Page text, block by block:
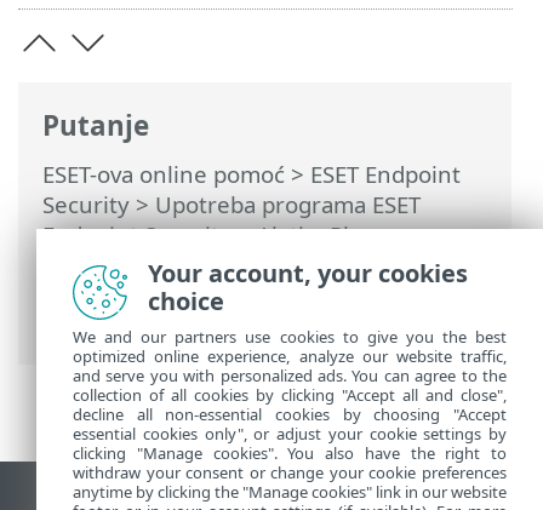
Putanje
ESET-ova online pomoć > ESET Endpoint
Security>Upotreba programa ESET
Endpoint Security>Alati>Planer>
Dijaloški prozori – planer > Vrijeme
pokretanja zadatka – pokretanje prilikom
događaja
Your account, your cookies
choice
We and our partners use cookies to give you the best
optimized online experience, analyze our website traffic,
and serve you with personalized ads. You can agree to the
collection of all cookies by clicking "Accept all and close",
decline all non-essential cookies by choosing "Accept
essential cookies only", or adjust your cookie settings by
clicking "Manage cookies". You also have the right to
withdraw your consent or change your cookie preferences
anytime by clicking the "Manage cookies" link in our website